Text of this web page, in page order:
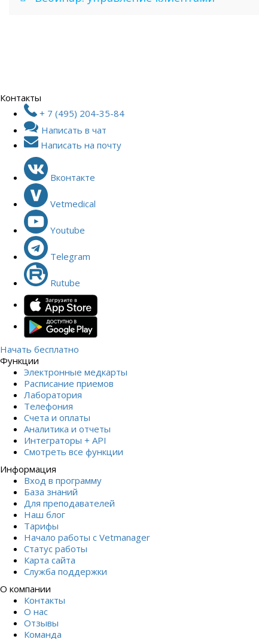
Контакты
+ 7 (495) 204-35-84
Написать в чат
Написать на почту
Вконтакте
Vetmedical
Youtube
Telegram
Rutube
Начать бесплатно
Функции
Электронные медкарты
Расписание приемов
Лаборатория
Телефония
Счета и оплаты
Аналитика и отчеты
Интеграторы + API
Смотреть все функции
Информация
Вход в программу
База знаний
Для преподавателей
Наш блог
Тарифы
Начало работы с Vetmanager
Статус работы
Карта сайта
Служба поддержки
О компании
Контакты
О нас
Отзывы
Команда